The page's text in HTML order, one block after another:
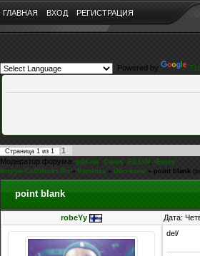
ГЛАВНАЯ ВХОД РЕГИСТРАЦИЯ
Powered by
Страница 1 из 1
1
Модератор форума:g0d-me,Casus, FiLLiN,iEnjoy
Форум CoDHacks.Ru » Курилка » Обо всем » point blank
point blank
robeYy Дата:
del/